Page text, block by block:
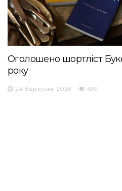
Оголошено шортліст
року
24 Вересня, 2025 699